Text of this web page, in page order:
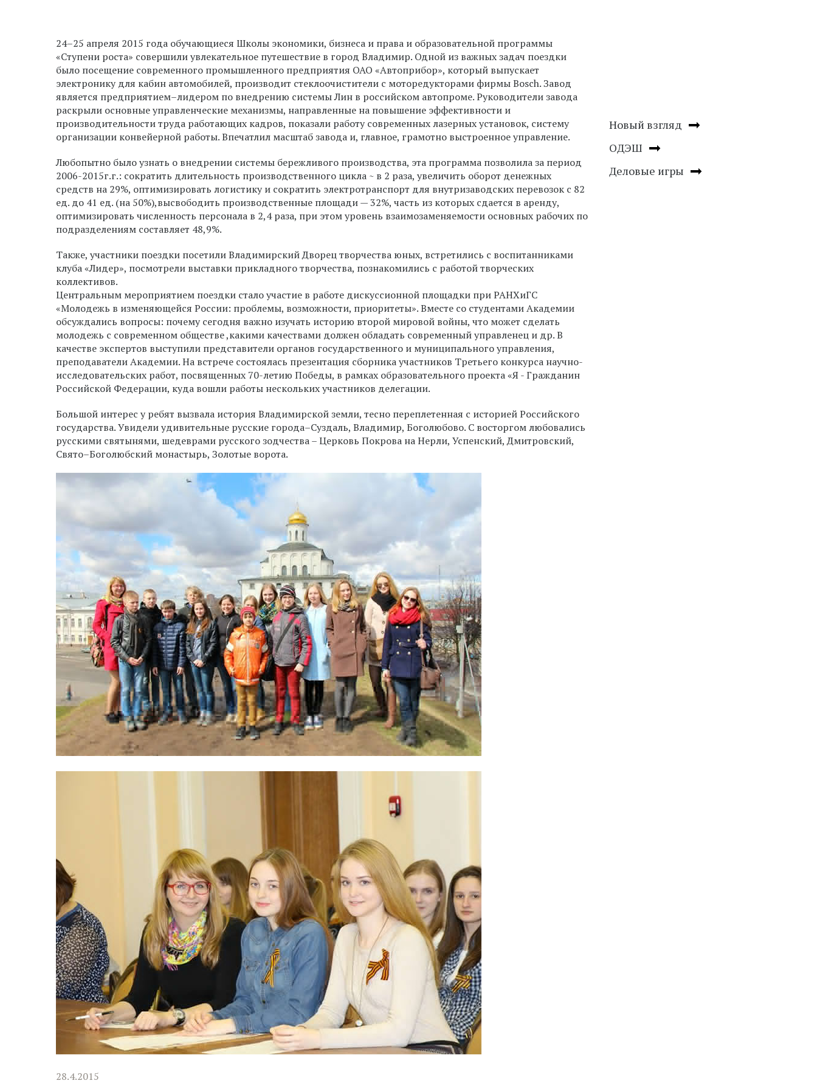
24–25 апреля 2015 года обучающиеся Школы экономики, бизнеса и права и образовательной программы
«Ступени роста» совершили увлекательное путешествие в город Владимир. Одной из важных задач поездки
было посещение современного промышленного предприятия ОАО «Автоприбор», который выпускает
электронику для кабин автомобилей, производит стеклоочистители с моторедукторами фирмы Bosch. Завод
является предприятием–лидером по внедрению системы Лин в российском автопроме. Руководители завода
раскрыли основные управленческие механизмы, направленные на повышение эффективности и
производительности труда работающих кадров, показали работу современных лазерных установок, систему
организации конвейерной работы. Впечатлил масштаб завода и, главное, грамотно выстроенное управление.
Любопытно было узнать о внедрении системы бережливого производства, эта программа позволила за период
2006-2015г.г.: сократить длительность производственного цикла ~ в 2 раза, увеличить оборот денежных
средств на 29%, оптимизировать логистику и сократить электротранспорт для внутризаводских перевозок с 82
ед. до 41 ед. (на 50%),высвободить производственные площади — 32%, часть из которых сдается в аренду,
оптимизировать численность персонала в 2,4 раза, при этом уровень взаимозаменяемости основных рабочих по
подразделениям составляет 48,9%.
Также, участники поездки посетили Владимирский Дворец творчества юных, встретились с воспитанниками
клуба «Лидер», посмотрели выставки прикладного творчества, познакомились с работой творческих
коллективов.
Центральным мероприятием поездки стало участие в работе дискуссионной площадки при РАНХиГС
«Молодежь в изменяющейся России: проблемы, возможности, приоритеты». Вместе со студентами Академии
обсуждались вопросы: почему сегодня важно изучать историю второй мировой войны, что может сделать
молодежь с современном обществе ,какими качествами должен обладать современный управленец и др. В
качестве экспертов выступили представители органов государственного и муниципального управления,
преподаватели Академии. На встрече состоялась презентация сборника участников Третьего конкурса научно-
исследовательских работ, посвященных 70-летию Победы, в рамках образовательного проекта «Я - Гражданин
Российской Федерации, куда вошли работы нескольких участников делегации.
Большой интерес у ребят вызвала история Владимирской земли, тесно переплетенная с историей Российского
государства. Увидели удивительные русские города–Суздаль, Владимир, Боголюбово. С восторгом любовались
русскими святынями, шедеврами русского зодчества – Церковь Покрова на Нерли, Успенский, Дмитровский,
Свято–Боголюбский монастырь, Золотые ворота.
28.4.2015
Новый взгляд
ОДЭШ
Деловые игры